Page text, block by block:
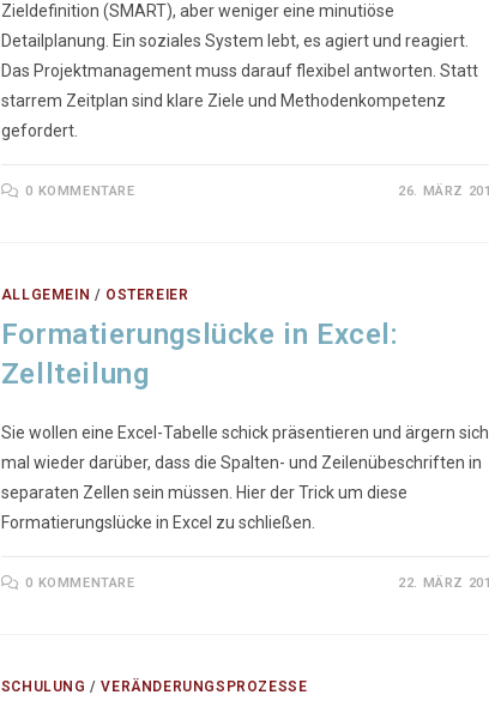
Zieldefinition (SMART), aber weniger eine minutiöse
Detailplanung. Ein soziales System lebt, es agiert und reagiert.
Das Projektmanagement muss darauf flexibel antworten. Statt
starrem Zeitplan sind klare Ziele und Methodenkompetenz
gefordert.
0 KOMMENTARE 26. MÄRZ
ALLGEMEIN / OSTEREIER
Formatierungslücke in Excel:
Zellteilung
Sie wollen eine Excel-Tabelle schick präsentieren und ärgern sich
mal wieder darüber, dass die Spalten- und Zeilenübeschriften in
separaten Zellen sein müssen. Hier der Trick um diese
Formatierungslücke in Excel zu schließen.
0 KOMMENTARE 22. MÄRZ
SCHULUNG /VERÄNDERUNGSPROZESSE